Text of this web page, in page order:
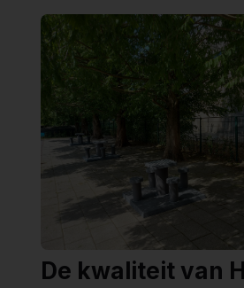
De kwaliteit van